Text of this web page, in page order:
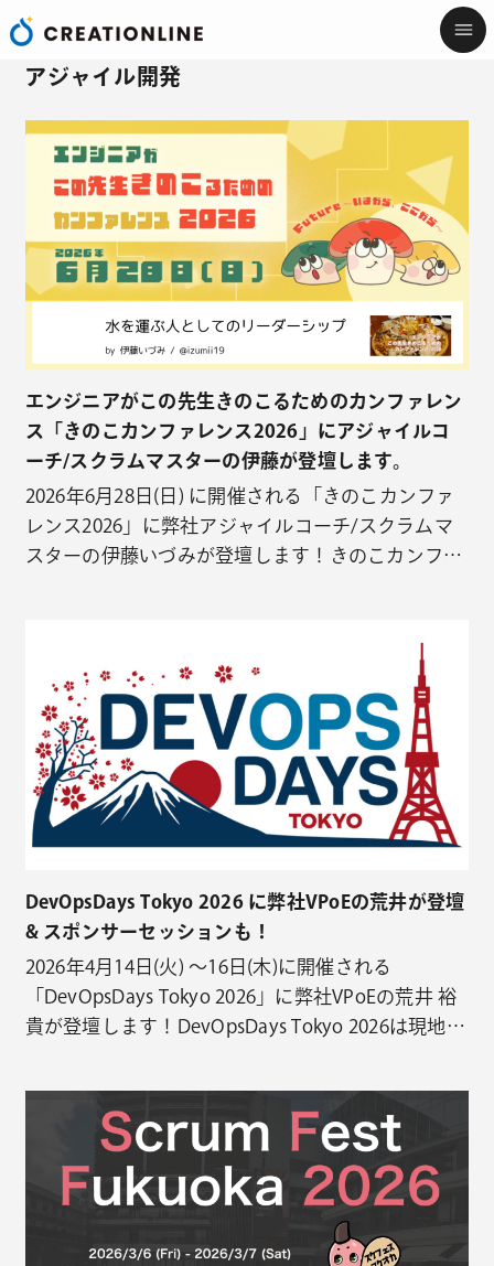
アジャイル開発
エンジニアがこの先生きのこるためのカンファレン
ス「きのこカンファレンス2026」にアジャイルコ
ーチ/スクラムマスターの伊藤が登壇します。
2026年6月28日(日) に開催される「きのこカンファ
レンス2026」に弊社アジャイルコーチ/スクラムマ
スターの伊藤いづみが登壇します！きのこカンファ
日（日）15:30 – 15:50 Track A 水を運ぶ人としての
リーダーシップ 「水…
DevOpsDays Tokyo 2026 に弊社VPoEの荒井が登壇
& スポンサーセッションも！
2026年4月14日(火) 〜16日(木)に開催される
「DevOpsDays Tokyo 2026」に弊社VPoEの荒井 裕
貴が登壇します！DevOpsDays Tokyo 2026は現地
Silver Sponsor としても参加しています 荒井のセッ
ション内容（公…